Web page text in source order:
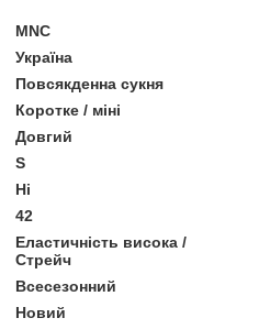
MNC
Україна
Повсякденна сукня
Коротке / міні
Довгий
S
Ні
42
Еластичність висока /
Стрейч
Всесезонний
Новий